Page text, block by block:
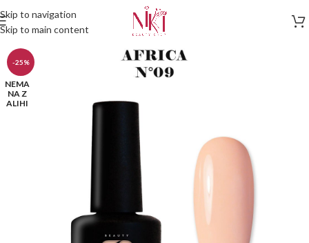
Skip to navigation
Skip to main content
-25%
NEMA
NA Z
ALIHI